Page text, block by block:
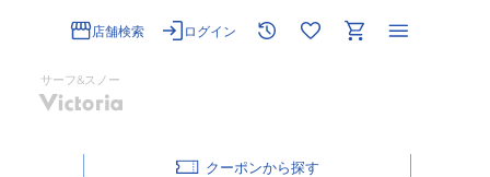
店舗検索 ログイン
サーフ&スノー
クーポン